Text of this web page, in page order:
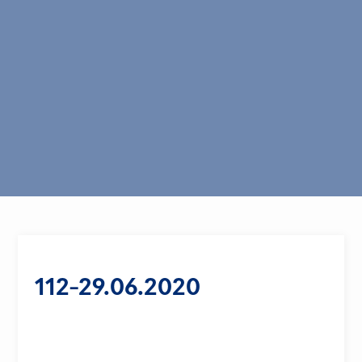
112-29.06.2020